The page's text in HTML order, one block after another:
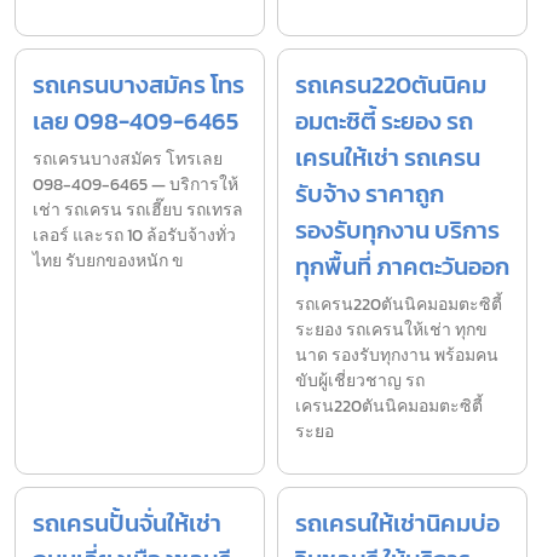
รถเครนบางสมัคร โทร
เลย 098-409-6465
รถเครนบางสมัคร โทรเลย
098-409-6465 — บริการให้
เช่า รถเครน รถเฮี๊ยบ รถเทรล
เลอร์ และรถ 10 ล้อรับจ้างทั่ว
ไทย รับยกของหนัก ข
รถเครน220ตันนิคม
อมตะซิตี้ ระยอง รถ
เครนให้เช่า รถเครน
รับจ้าง ราคาถูก
รองรับทุกงาน บริการ
ทุกพื้นที่ ภาคตะวันออก
รถเครน220ตันนิคมอมตะซิตี้
ระยอง รถเครนให้เช่า ทุกข
นาด รองรับทุกงาน พร้อมคน
ขับผู้เชี่ยวชาญ รถ
เครน220ตันนิคมอมตะซิตี้
ระยอ
รถเครนปั้นจั่นให้เช่า
รถเครนให้เช่านิคมบ่อ